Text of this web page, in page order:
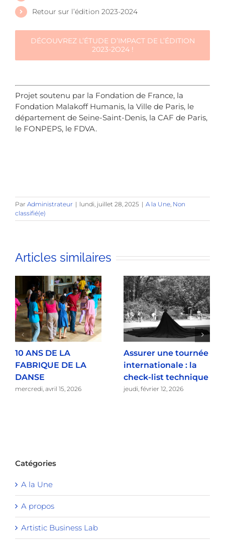
Retour sur l’édition 2023-2024
DÉCOUVREZ L’ÉTUDE D’IMPACT DE L’ÉDITION
2023-2O24 !
Projet soutenu par la Fondation de France, la
Fondation Malakoff Humanis, la Ville de Paris, le
département de Seine-Saint-Denis, la CAF de Paris,
le FONPEPS, le FDVA.
Par Administrateur | lundi, juillet 28, 2025 | A la Une Non
classifié(e)
Articles similaires
10 ANS DE LA
FABRIQUE DE LA
DANSE
mercredi, avril 15, 2026
Assurer une tournée
internationale : la
check-list technique
jeudi, février 12, 2026
Catégories
A la Une
A propos
Artistic Business Lab